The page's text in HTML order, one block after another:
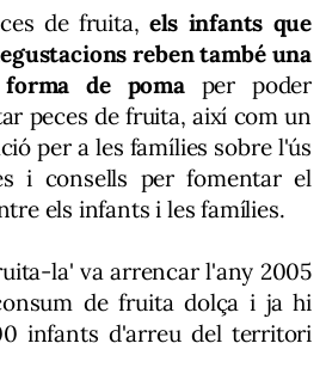
de fruita, els infants que
reben també una
de pomaper poder
peces de fruita, així com un
per a les famílies sobre l'ús
i consells per fomentar el
els infants i les famílies.
la' va arrencar l'any 2005
de fruita dolça i ja hi
infants d'arreu del territori